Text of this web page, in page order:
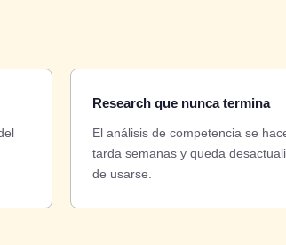
Research que nunca termina
El análisis de competencia se
tarda semanas y queda
de usarse.